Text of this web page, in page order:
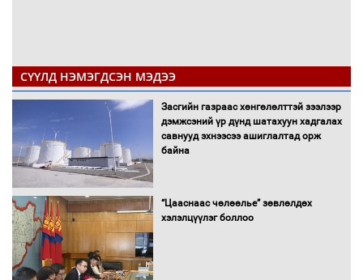
СҮҮЛД НЭМЭГДСЭН МЭДЭЭ
Засгийн газраас хөнгөлөлттэй зээлээр
дэмжсэний үр дүнд шатахуун хадгалах
савнууд эхнээсээ ашиглалтад орж
байна
“Цааснаас чөлөөлье” зөвлөлдөх
хэлэлцүүлэг боллоо